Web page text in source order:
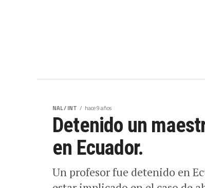
NAL / INT hace 9 años
en Ecuador.
Un profesor fue detenido en
estar implicado en el caso de
plantel...